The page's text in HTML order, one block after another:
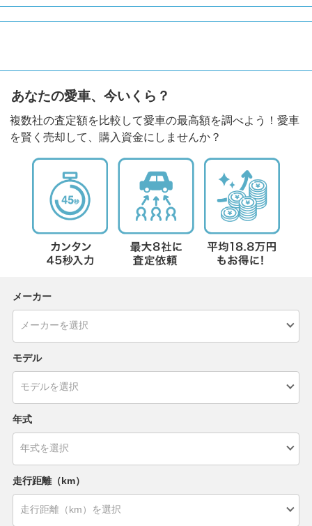
あなたの愛車、今いくら？
複数社の査定額を比較して愛車の最高額を調べよう！愛車
を賢く売却して、購入資金にしませんか？
メーカー
モデル
年式
走行距離（km）